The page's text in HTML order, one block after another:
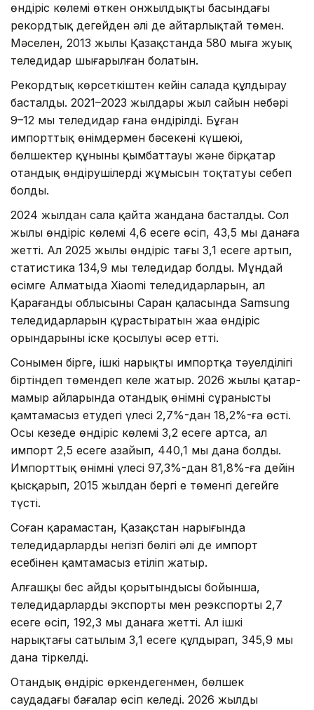
өндіріс көлемі өткен онжылдықтың басындағы
рекордтық деңгейден әлі де айтарлықтай төмен.
Мәселен, 2013 жылы Қазақстанда 580 мыңға жуық
теледидар шығарылған болатын.
Рекордтық көрсеткіштен кейін салада құлдырау
басталды. 2021–2023 жылдары жыл сайын небәрі
9–12 мың теледидар ғана өндірілді. Бұған
импорттық өнімдермен бәсекенің күшеюі,
бөлшектер құнының қымбаттауы және бірқатар
отандық өндірушілердің жұмысын тоқтатуы себеп
болды.
2024 жылдан сала қайта жандана басталды. Сол
жылы өндіріс көлемі 4,6 есеге өсіп, 43,5 мың данаға
жетті. Ал 2025 жылы өндіріс тағы 3,1 есеге артып,
статистика 134,9 мың теледидар болды. Мұндай
өсімге Алматыда Xiaomi теледидарларын, ал
Қарағанды облысының Саран қаласында Samsung
теледидарларын құрастыратын жаңа өндіріс
орындарының іске қосылуы әсер етті.
Сонымен бірге, ішкі нарықтың импортқа тәуелділігі
біртіндеп төмендеп келе жатыр. 2026 жылы қаңтар-
мамыр айларында отандық өнімнің сұранысты
қамтамасыз етудегі үлесі 2,7%-дан 18,2%-ға өсті.
Осы кезеңде өндіріс көлемі 3,2 есеге артса, ал
импорт 2,5 есеге азайып, 440,1 мың дана болды.
Импорттық өнімнің үлесі 97,3%-дан 81,8%-ға дейін
қысқарып, 2015 жылдан бергі ең төменгі деңгейге
түсті.
Соған қарамастан, Қазақстан нарығында
теледидарлардың негізгі бөлігі әлі де импорт
есебінен қамтамасыз етіліп жатыр.
Алғашқы бес айдың қорытындысы бойынша,
теледидарлардың экспорты мен реэкспорты 2,7
есеге өсіп, 192,3 мың данаға жетті. Ал ішкі
нарықтағы сатылым 3,1 есеге құлдырап, 345,9 мың
дана тіркелді.
Отандық өндіріс өркендегенмен, бөлшек
саудадағы бағалар өсіп келеді. 2026 жылдың